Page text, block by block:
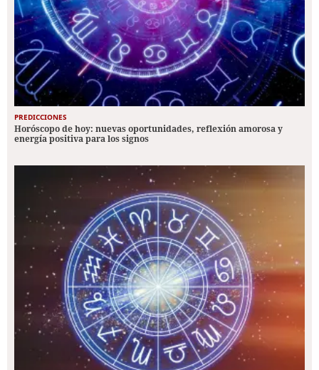
PREDICCIONES
Horóscopo de hoy: nuevas oportunidades, reflexión amorosa y
energía positiva para los signos